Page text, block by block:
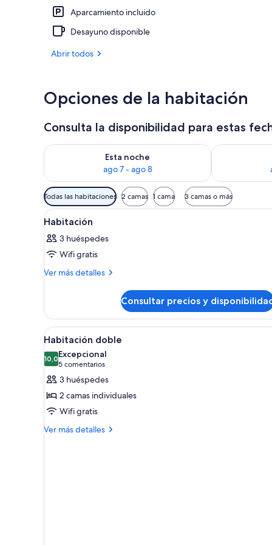
Aparcamiento incluido
Desayuno disponible
Abrir todos
Opciones de la habitación
Consulta la disponibilidad para estas
Esta noche
ago 7 - ago 8
Consulta la disponibilidad para esta noche, ago 7 -
Consulta la
Filtros
disponibles
para
habitaciones
Todas las habitaciones 2 camas 1 cama 3 camas o más
Abrir
todas
las
fotos
de
Una cama con estructura de
3
Habitación
3 huéspedes
Wifi gratis
Ver más detalles
Más
Consultar precios y
Abrir
todas
las
fotos
de
Habitación
doble
Habitación de hotel con
3
Habitación doble
10,010,0 de 10
Excepcional
5 comentarios
(5 comentarios)
3 huéspedes
2 camas individuales
Wifi gratis
Ver más detalles
Más